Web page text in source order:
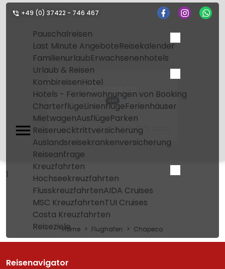
+49 (0) 37422 - 746 467
Pauschalreisen
Last Minute AngeboteReisekalender
FamilienurlaubErwachsenenhotels
Urlaub & Reisen
KombireisenHotel
Hotels - Ferienwohnungen von Booking
CharterflügeLinienflügeFerienhäuser
MietwagenAusflügeParken
Reiseruecktrittversicherung
Auslandsreisekrankenversicherung
Reiseanfrage
Kreuzfahrten
Hochseekreuzfahrten
FlusskreuzfahrtenAIDA Cruises
MSC KreuzfahrtenTUI Cruises
Costa Kreuzfahrten
Reiseziele
Chapeco
XAP
Home Flughafen Chapeco
1
Home Flughafen Chapeco
Reisenavigator